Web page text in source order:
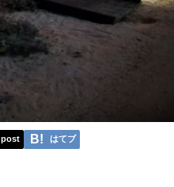
post はてブ